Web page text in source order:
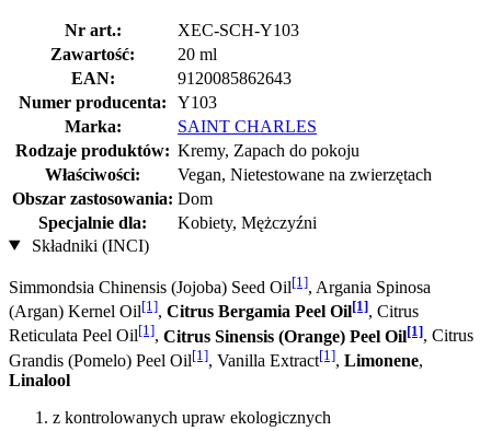
Nr art.:
XEC-SCH-Y103
Zawartość:
20 ml
EAN:
9120085862643
Numer producenta:
Y103
Marka:
SAINT CHARLES
Rodzaje produktów: Kremy, Zapach do pokoju
Właściwości:
Vegan, Nietestowane na zwierzętach
Obszar zastosowania: Dom
Specjalnie dla:
Kobiety, Mężczyźni
Składniki (INCI)
Simmondsia Chinensis (Jojoba) Seed Oil[1], Argania Spinosa
(Argan) Kernel Oil[1], Citrus Bergamia Peel Oil[1], Citrus
Reticulata Peel Oil[1], Citrus Sinensis (Orange) Peel Oil[1], Citrus
Grandis (Pomelo) Peel Oil[1], Vanilla Extract[1], Limonene,
Linalool
z kontrolowanych upraw ekologicznych